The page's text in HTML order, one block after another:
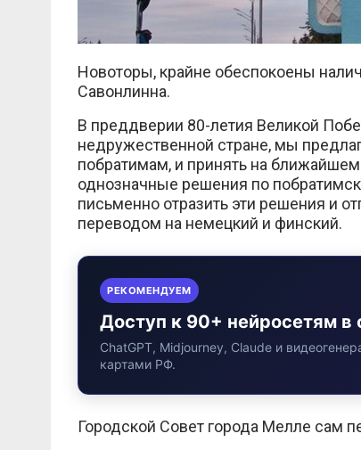
Новоторы, крайне обеспокоены
Савонлинна.
В преддверии 80-летия Великой
недружественной стране, мы
побратимам, и принять на
однозначные решения по
письменно отразить эти решения и
переводом на немецкий и финский.
РЕКОМЕНДУЕМ
Доступ к 90+ нейросетям в
ChatGPT, Midjourney, Claude и
картами РФ.
Городской Совет города Мелле сам